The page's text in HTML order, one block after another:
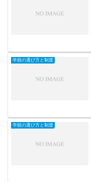
学校の選び方と制度
学校の選び方と制度